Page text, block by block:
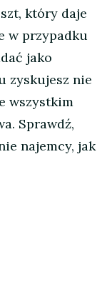
który daje
w przypadku
jako
zyskujesz nie
wszystkim
Sprawdź,
najemcy, jak